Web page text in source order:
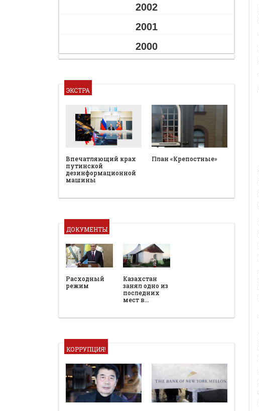
2002
2001
2000
ЭКСТРА
Впечатляющий крах
путинской
дезинформационной
машины
План «Крепостные»
ДОКУМЕНТЫ
Расходный
режим
Казахстан
занял одно из
последних
мест в…
КОРРУПЦИЯ!